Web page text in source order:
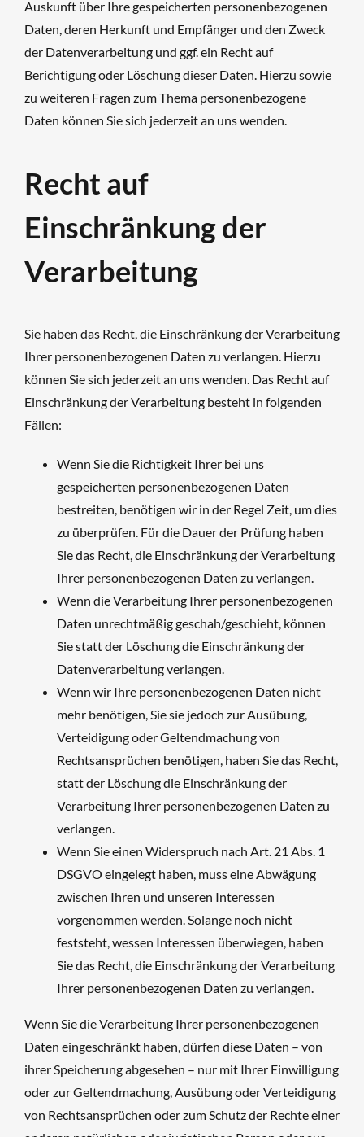
Auskunft über Ihre gespeicherten personenbezogenen
Daten, deren Herkunft und Empfänger und den Zweck
der Datenverarbeitung und ggf. ein Recht auf
Berichtigung oder Löschung dieser Daten. Hierzu sowie
zu weiteren Fragen zum Thema personenbezogene
Daten können Sie sich jederzeit an uns wenden.
Recht auf
Einschränkung der
Verarbeitung
Sie haben das Recht, die Einschränkung der Verarbeitung
Ihrer personenbezogenen Daten zu verlangen. Hierzu
können Sie sich jederzeit an uns wenden. Das Recht auf
Einschränkung der Verarbeitung besteht in folgenden
Fällen:
Wenn Sie die Richtigkeit Ihrer bei uns
gespeicherten personenbezogenen Daten
bestreiten, benötigen wir in der Regel Zeit, um dies
zu überprüfen. Für die Dauer der Prüfung haben
Sie das Recht, die Einschränkung der Verarbeitung
Ihrer personenbezogenen Daten zu verlangen.
Wenn die Verarbeitung Ihrer personenbezogenen
Daten unrechtmäßig geschah/geschieht, können
Sie statt der Löschung die Einschränkung der
Datenverarbeitung verlangen.
Wenn wir Ihre personenbezogenen Daten nicht
mehr benötigen, Sie sie jedoch zur Ausübung,
Verteidigung oder Geltendmachung von
Rechtsansprüchen benötigen, haben Sie das Recht,
statt der Löschung die Einschränkung der
Verarbeitung Ihrer personenbezogenen Daten zu
verlangen.
Wenn Sie einen Widerspruch nach Art. 21 Abs. 1
DSGVO eingelegt haben, muss eine Abwägung
zwischen Ihren und unseren Interessen
vorgenommen werden. Solange noch nicht
feststeht, wessen Interessen überwiegen, haben
Sie das Recht, die Einschränkung der Verarbeitung
Ihrer personenbezogenen Daten zu verlangen.
Wenn Sie die Verarbeitung Ihrer personenbezogenen
Daten eingeschränkt haben, dürfen diese Daten – von
ihrer Speicherung abgesehen – nur mit Ihrer Einwilligung
oder zur Geltendmachung, Ausübung oder Verteidigung
von Rechtsansprüchen oder zum Schutz der Rechte einer